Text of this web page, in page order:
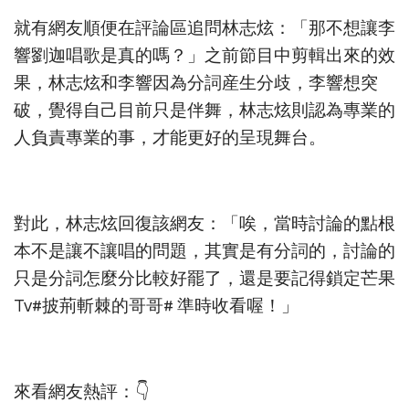
就有網友順便在評論區追問林志炫：「那不想讓李
響劉迦唱歌是真的嗎？」之前節目中剪輯出來的效
果，林志炫和李響因為分詞産生分歧，李響想突
破，覺得自己目前只是伴舞，林志炫則認為專業的
人負責專業的事，才能更好的呈現舞台。
對此，林志炫回復該網友：「唉，當時討論的點根
本不是讓不讓唱的問題，其實是有分詞的，討論的
只是分詞怎麼分比較好罷了，還是要記得鎖定芒果
Tv#披荊斬棘的哥哥# 準時收看喔！」
來看網友熱評：👇